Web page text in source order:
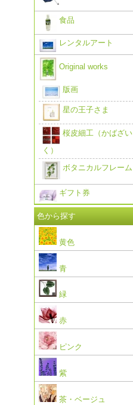
食品
レンタルアート
Original works
版画
星の王子さま
桜皮細工（かばざい
く）
ボタニカルフレーム
ギフト券
色から探す
黄色
青
緑
赤
ピンク
紫
茶・ベージュ